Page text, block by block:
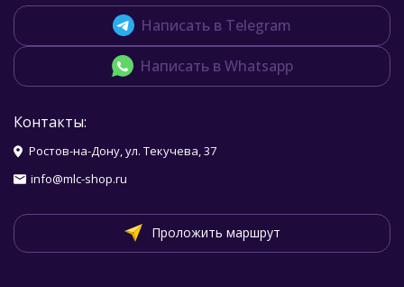
Написать в Telegram
Написать в Whatsapp
Контакты:
Ростов-на-Дону, ул. Текучева, 37
info@mlc-shop.ru
Проложить маршрут